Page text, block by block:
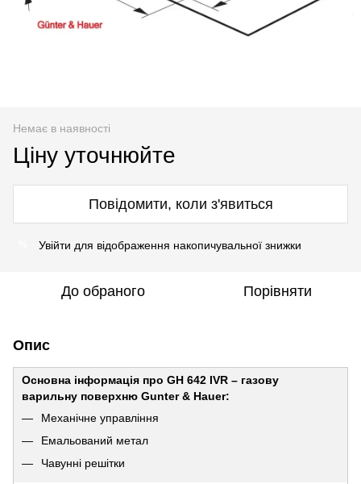
Немає в наявності
Ціну уточнюйте
Повідомити, коли з'явиться
Увійти для відображення накопичувальної знижки
До обраного Порівняти
Опис
Основна інформація про GH 642 IVR – газову
варильну поверхню Gunter & Hauer:
Механічне управління
Емальований метал
Чавунні решітки